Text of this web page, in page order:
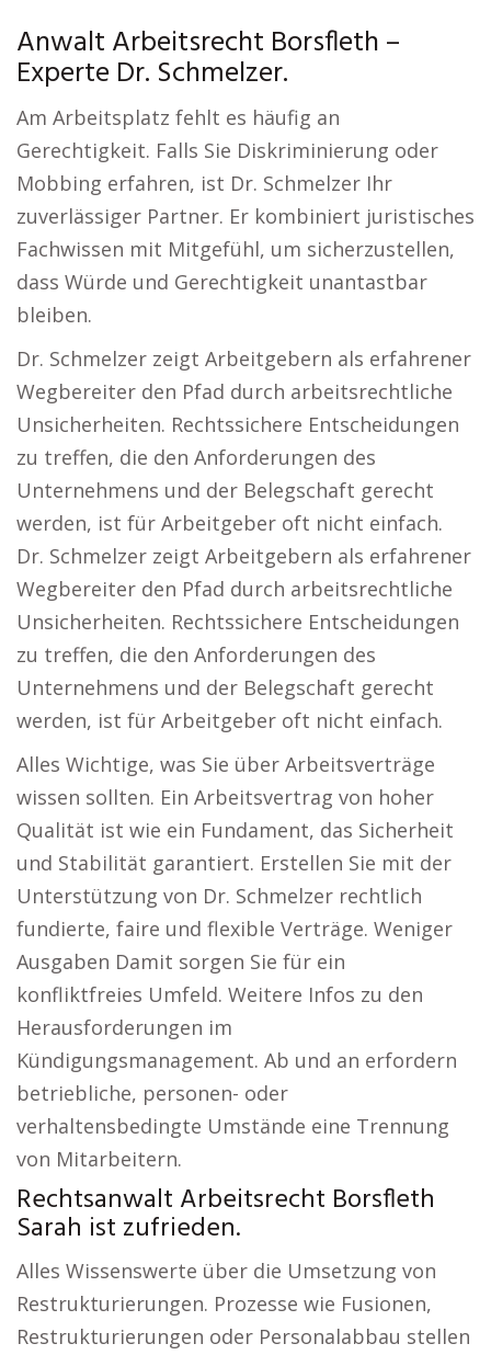
Anwalt Arbeitsrecht Borsfleth –
Experte Dr. Schmelzer.
Am Arbeitsplatz fehlt es häufig an
Gerechtigkeit. Falls Sie Diskriminierung oder
Mobbing erfahren, ist Dr. Schmelzer Ihr
zuverlässiger Partner. Er kombiniert juristisches
Fachwissen mit Mitgefühl, um sicherzustellen,
dass Würde und Gerechtigkeit unantastbar
bleiben.
Dr. Schmelzer zeigt Arbeitgebern als erfahrener
Wegbereiter den Pfad durch arbeitsrechtliche
Unsicherheiten. Rechtssichere Entscheidungen
zu treffen, die den Anforderungen des
Unternehmens und der Belegschaft gerecht
werden, ist für Arbeitgeber oft nicht einfach.
Dr. Schmelzer zeigt Arbeitgebern als erfahrener
Wegbereiter den Pfad durch arbeitsrechtliche
Unsicherheiten. Rechtssichere Entscheidungen
zu treffen, die den Anforderungen des
Unternehmens und der Belegschaft gerecht
werden, ist für Arbeitgeber oft nicht einfach.
Alles Wichtige, was Sie über Arbeitsverträge
wissen sollten. Ein Arbeitsvertrag von hoher
Qualität ist wie ein Fundament, das Sicherheit
und Stabilität garantiert. Erstellen Sie mit der
Unterstützung von Dr. Schmelzer rechtlich
fundierte, faire und flexible Verträge. Weniger
Ausgaben Damit sorgen Sie für ein
konfliktfreies Umfeld. Weitere Infos zu den
Herausforderungen im
Kündigungsmanagement. Ab und an erfordern
betriebliche, personen- oder
verhaltensbedingte Umstände eine Trennung
von Mitarbeitern.
Rechtsanwalt Arbeitsrecht Borsfleth
Sarah ist zufrieden.
Alles Wissenswerte über die Umsetzung von
Restrukturierungen. Prozesse wie Fusionen,
Restrukturierungen oder Personalabbau stellen